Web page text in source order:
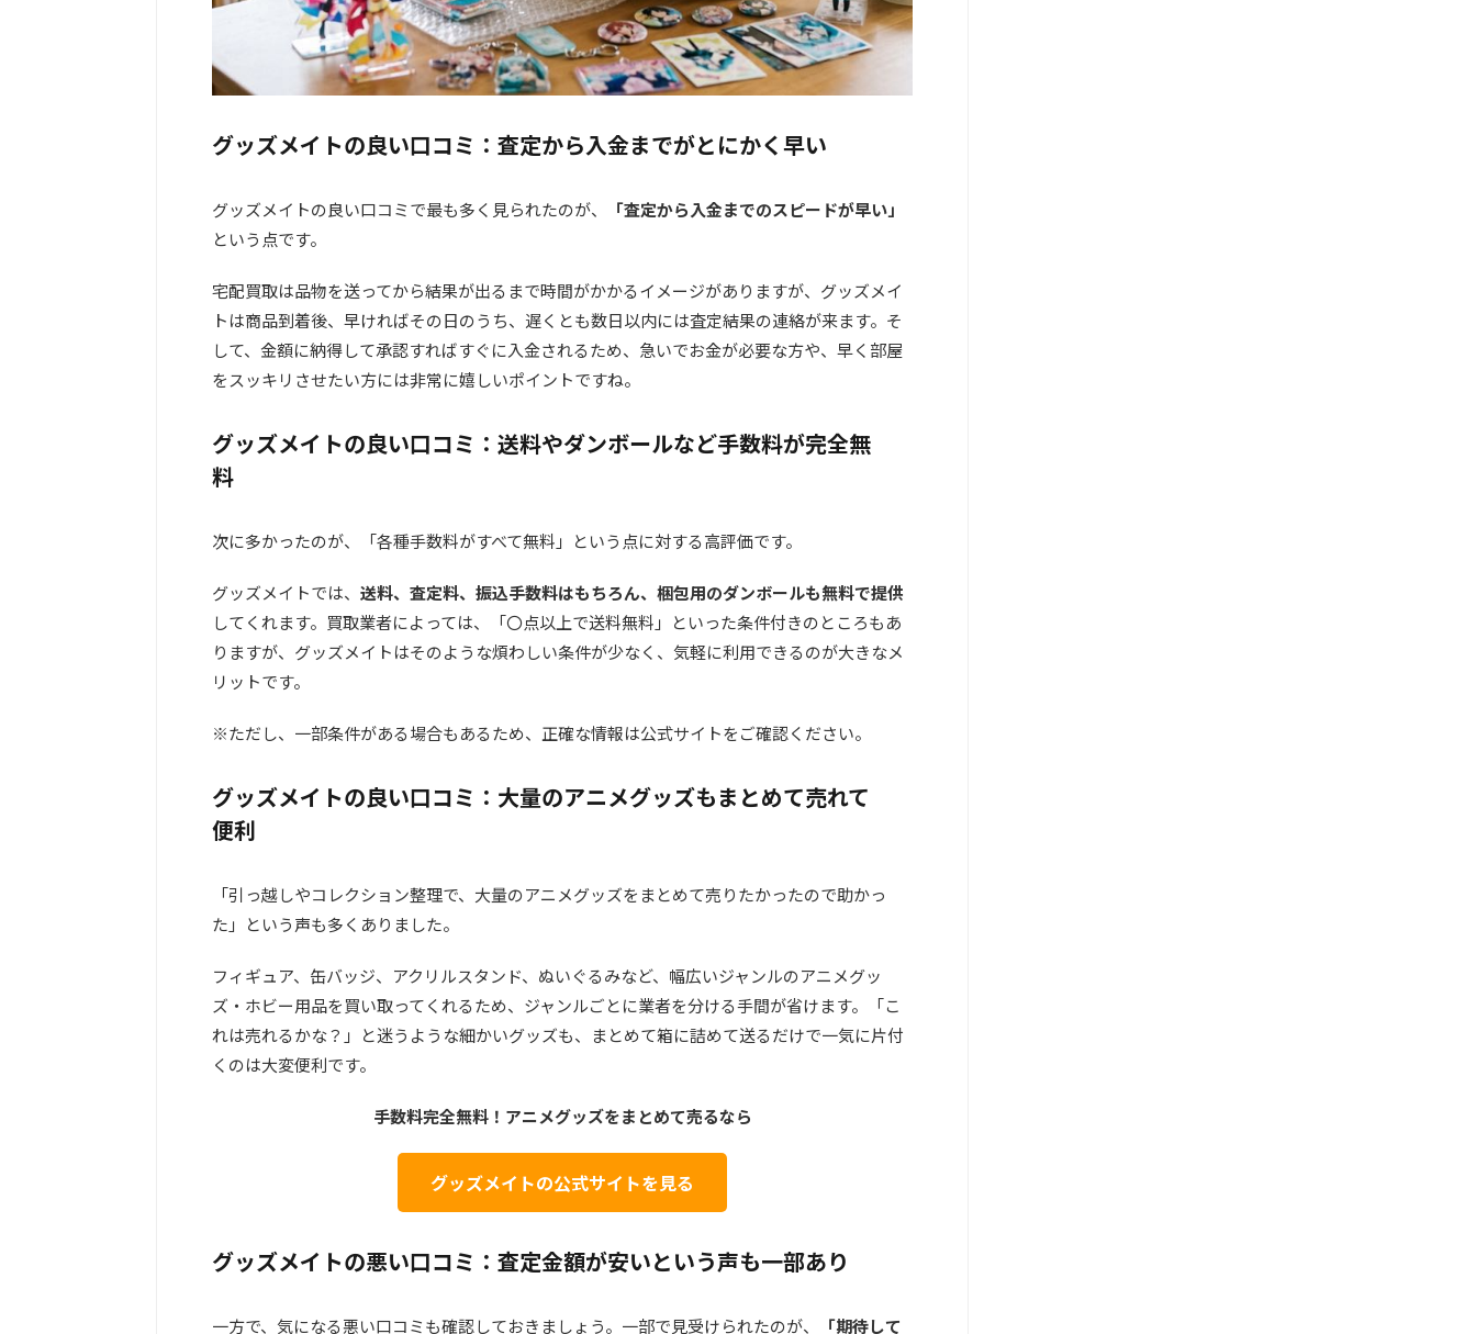
グッズメイトの良い口コミ：査定から入金までがとにかく早い
グッズメイトの良い口コミで最も多く見られたのが、
「査定から入金までのスピードが早い」
という点です。
宅配買取は品物を送ってから結果が出るまで時間がかかるイメージがありますが、グッズメイ
トは商品到着後、早ければその日のうち、遅くとも数日以内には査定結果の連絡が来ます。そ
して、金額に納得して承認すればすぐに入金されるため、 急いでお金が必要な方や、早く部屋
をスッキリさせたい方には非常に嬉しいポイントですね。
グッズメイトの良い口コミ：送料やダンボールなど手数料が完全無
料
次に多かったのが、「各種手数料がすべて無料」という点に対する高評価です。
グッズメイトでは、 送料、査定料、振込手数料はもちろん、梱包用のダンボールも無料で提供
してくれます。買取業者によっては、「〇点以上で送料無料」といった条件付きのところもあ
りますが、グッズメイトはそのような煩わしい条件が少なく、気軽に利用できるのが大きなメ
リットです。
※ただし、一部条件がある場合もあるため、正確な情報は公式サイトをご確認ください。
グッズメイトの良い口コミ：大量のアニメグッズもまとめて売れて
便利
「引っ越しやコレクション整理で、大量のアニメグッズをまとめて売りたかったので助かっ
た」という声も多くありました。
フィギュア、缶バッジ、アクリルスタンド、ぬいぐるみなど、幅広いジャンルのアニメグッ
ズ・ホビー用品を買い取ってくれるため、 ジャンルごとに業者を分ける手間が省けます。「こ
れは売れるかな？」と迷うような細かいグッズも、まとめて箱に詰めて送るだけで一気に片付
くのは大変便利です。
手数料完全無料！アニメグッズをまとめて売るなら
グッズメイトの公式サイトを見る
グッズメイトの悪い口コミ：査定金額が安いという声も一部あり
一方で、気になる悪い口コミも確認しておきましょう。一部で見受けられたのが、 「期待して